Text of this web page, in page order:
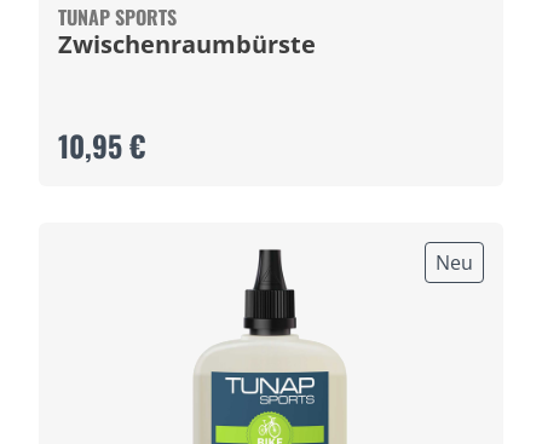
TUNAP SPORTS
Zwischenraumbürste
10,95 €
Neu